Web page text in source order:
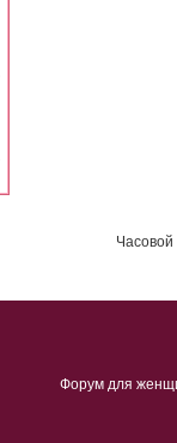
Форум для